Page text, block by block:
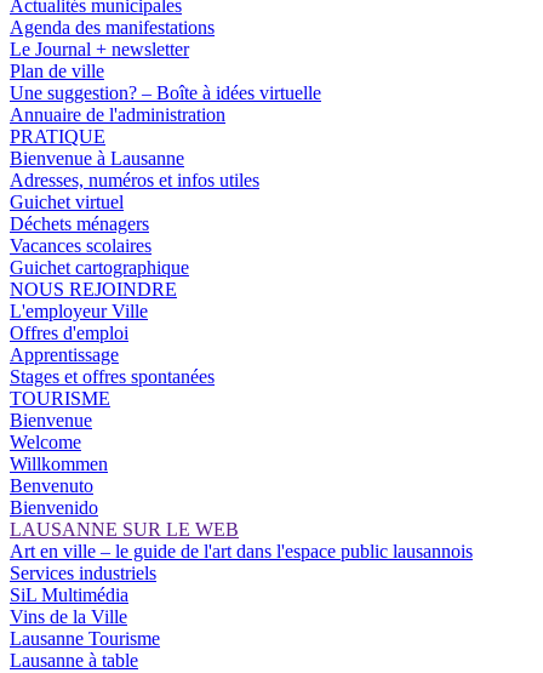
Actualités municipales
Agenda des manifestations
Le Journal + newsletter
Plan de ville
Une suggestion? – Boîte à idées virtuelle
Annuaire de l'administration
PRATIQUE
Bienvenue à Lausanne
Adresses, numéros et infos utiles
Guichet virtuel
Déchets ménagers
Vacances scolaires
Guichet cartographique
NOUS REJOINDRE
L'employeur Ville
Offres d'emploi
Apprentissage
Stages et offres spontanées
TOURISME
Bienvenue
Welcome
Willkommen
Benvenuto
Bienvenido
LAUSANNE SUR LE WEB
Art en ville – le guide de l'art dans l'espace public lausannois
Services industriels
SiL Multimédia
Vins de la Ville
Lausanne Tourisme
Lausanne à table